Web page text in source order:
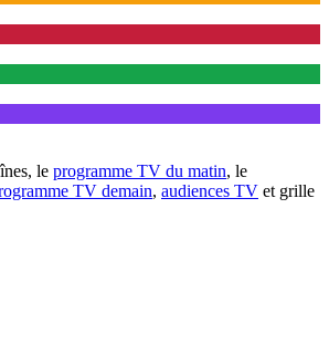
le programme TV du matin, le
TV demain, audiences TV et grille